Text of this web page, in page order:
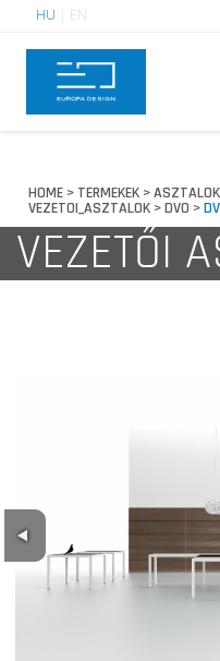
HU EN
HOME > TERMEKEK >ASZTALOK
VEZETOI_ASZTALOK >DVO >
VEZETŐI